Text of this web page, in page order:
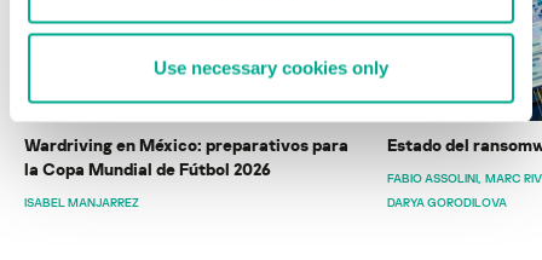
Use necessary cookies only
Wardriving en México: preparativos para
la Copa Mundial de Fútbol 2026
ISABEL MANJARREZ
Estado del
FABIO ASSOLINI MARC
DARYA GORODILOVA